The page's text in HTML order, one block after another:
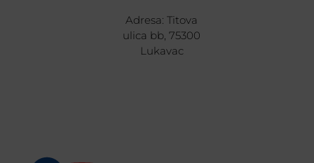
Adresa: Titova
ulica bb, 75300
Lukavac